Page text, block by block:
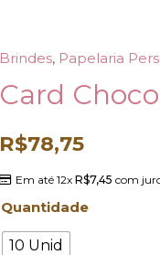
Brindes, Papelaria
Card
R$78,75
Em até 12x R$7,45 com
Quantidade
10 Unid
Card
Chocolate